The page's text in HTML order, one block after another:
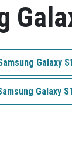
Galaxy
Galaxy